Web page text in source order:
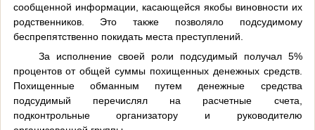
сообщенной информации, касающейся якобы виновности их
родственников. Это также позволяло подсудимому
беспрепятственно покидать места преступлений.
За исполнение своей роли подсудимый получал 5%
процентов от общей суммы похищенных денежных средств.
Похищенные обманным путем денежные средства
подсудимый перечислял на расчетные счета,
подконтрольные организатору и руководителю